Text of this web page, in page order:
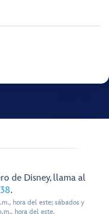
de Disney, llama al
.
hora del este; sábados y
hora del este.